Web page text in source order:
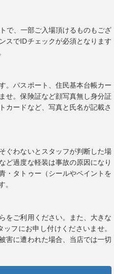
で、一部ご入場頂けるものもござ
スでIDチェックが必須となります
。パスポート、住民基本台帳カー
せ。保険証など顔写真無し身分証
カードなど、写真と氏名が記載さ
ぐわないとスタッフが判断した場
ど過度な軽装は事故の原因になり
・タトゥー（シールやペイントを
。
をご利用ください。また、大きな
フにお申し付けくださいませ。
害に遭われた場合、当店では一切